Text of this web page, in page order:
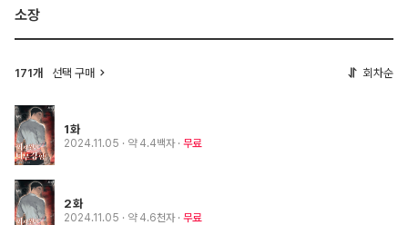
소장
171개 선택 구매 회차순
1화
2024.11.05 · 약 4.4백자 무료
2화
2024.11.05 · 약 4.6천자 무료